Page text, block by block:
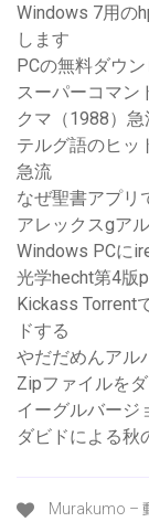
Windows 7用の
します
PCの無料ダウ
スーパーコマン
クマ（1988）
テルグ語のヒッ
急流
なぜ聖書アプリ
アレックスgア
Windows PCに
光学hecht第4版
Kickass Torrent
ドする
やだだめんアル
Zipファイルを
イーグルバージ
ダビドによる秋
Murakumo –